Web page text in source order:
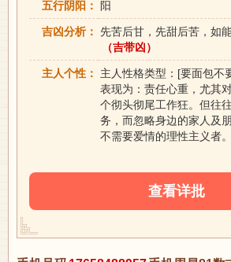
五行阴阳： 阳
吉凶分析： 先苦后甘，先甜后苦，如
（吉带凶）
主人个性：
主人性格类型：[要面包不
表现为：责任心重，尤其
个彻头彻尾工作狂。但往
务，而忽略身边的家人及
不需要爱情的理性主义者。
查看详批